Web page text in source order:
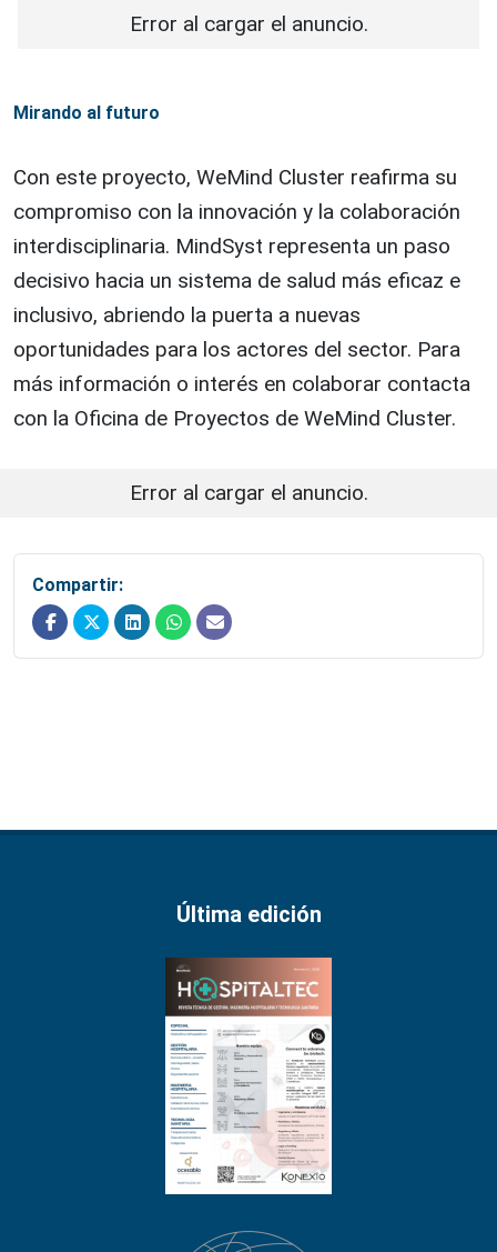
Error al cargar el anuncio.
Mirando al futuro
Con este proyecto, WeMind Cluster reafirma su
compromiso con la innovación y la colaboración
interdisciplinaria. MindSyst representa un paso
decisivo hacia un sistema de salud más eficaz e
inclusivo, abriendo la puerta a nuevas
oportunidades para los actores del sector. Para
más información o interés en colaborar contacta
con la Oficina de Proyectos de WeMind Cluster.
Error al cargar el anuncio.
Compartir:
Última edición